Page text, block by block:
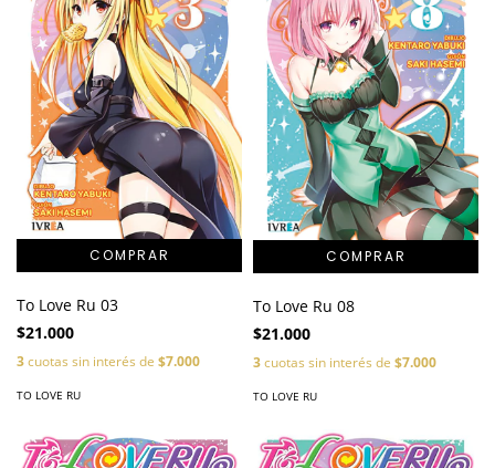
To Love Ru 03
$21.000
3cuotas sin interés de $7.000
TO LOVE RU
To Love Ru 08
$21.000
3cuotas sin interés de $7.000
TO LOVE RU